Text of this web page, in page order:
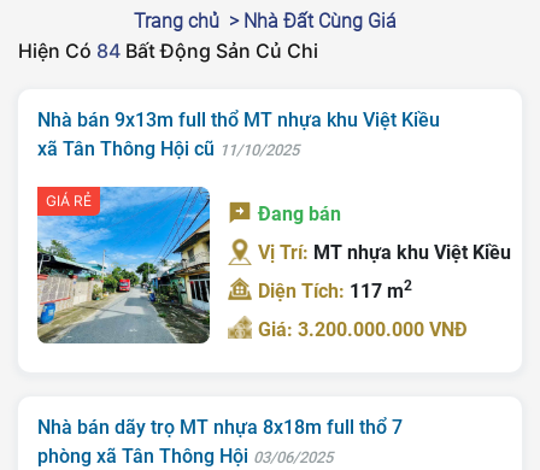
Trang chủ > Nhà Đất Cùng Giá
Hiện Có 84 Bất Động Sản Củ Chi
Nhà bán 9x13m full thổ MT nhựa khu Việt Kiều
xã Tân Thông Hội cũ 11/10/2025
GIÁ RẺ
Đang bán
Vị Trí: MT nhựa khu Việt Kiều
Diện Tích: 117 m2
Giá: 3.200.000.000 VNĐ
Nhà bán dãy trọ MT nhựa 8x18m full thổ 7
phòng xã Tân Thông Hội 03/06/2025